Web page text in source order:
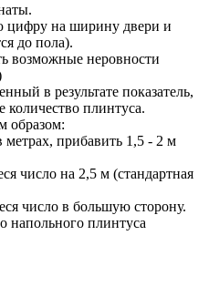
цифру на ширину двери и
до пола).
возможные неровности
в результате показатель,
количество плинтуса.
образом:
прибавить 1,5 - 2 м
число на 2,5 м (стандартная
число в большую сторону.
напольного плинтуса